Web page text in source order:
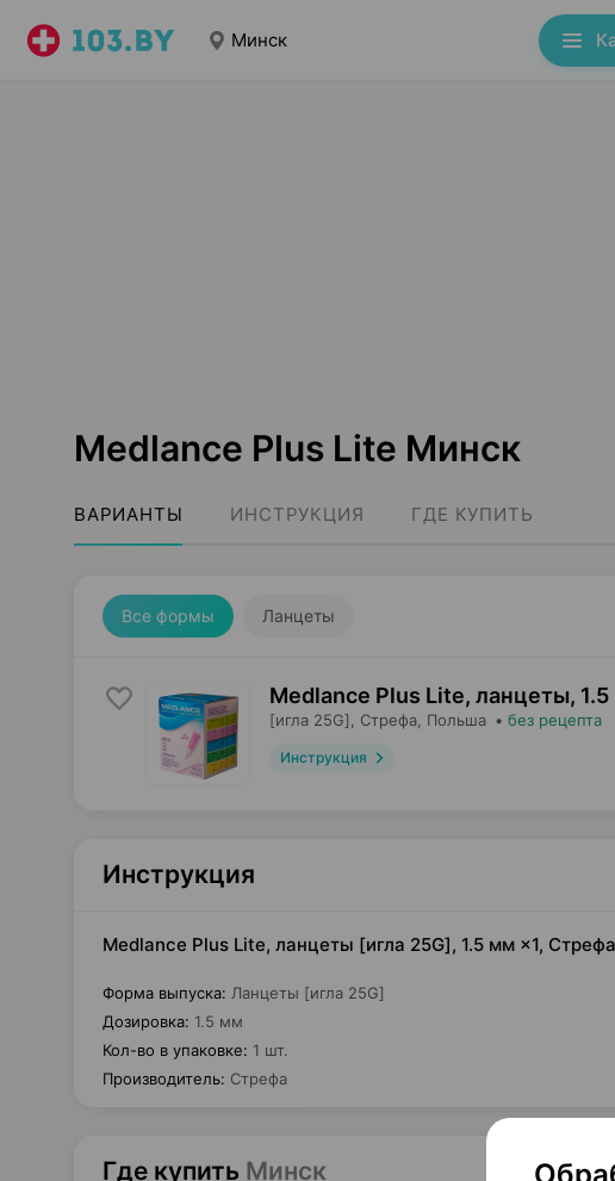
Минск
Medlance Plus Lite Минск
ВАРИАНТЫ ИНСТРУКЦИЯ ГДЕ КУПИТЬ
Все формы Ланцеты
Medlance Plus Lite, ланцеты,
[игла 25G], Стрефа , Польша • без рецепта
Инструкция
Инструкция
Medlance Plus Lite, ланцеты [игла 25G], 1.5 мм ×1,
Форма выпуска: Ланцеты [игла 25G]
Дозировка: 1.5 мм
Кол-во в упаковке: 1 шт.
Производитель: Стрефа
Где купить Минск